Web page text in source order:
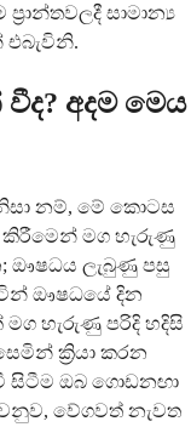
සාමාන්‍ය
අදම මෙය
නම්, මේ කොටස
කිරීමෙන් මග හැරුණු
ඖෂධය ලැබුණු පසු
ඖෂධයේ දින
හැරුණු පරිදි හදිසි
ක්‍රියා කරන
සිටීම ඔබ ගොඩනඟා
වේගවත් නැවත